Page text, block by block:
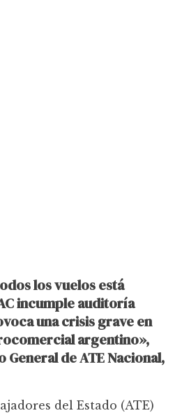
los vuelos está
incumple auditoría
una crisis grave en
argentino»,
de ATE Nacional,
del Estado (ATE)